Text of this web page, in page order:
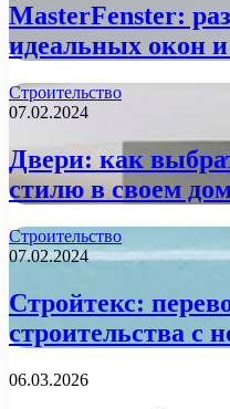
MasterFenster:
идеальных окон
Строительство
07.02.2024
Двери: как
стилю в своем
Строительство
07.02.2024
Стройтекс:
строительства с
06.03.2026